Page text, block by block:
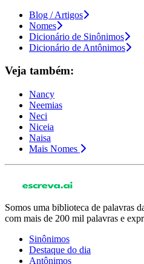
Blog / Artigos
Nomes
Dicionário de Sinônimos
Dicionário de Antônimos
Veja também:
Nancy
Neemias
Neci
Niceia
Naisa
Mais Nomes
Somos uma biblioteca de palavras
com mais de 200 mil palavras e
Sinônimos
Destaque do dia
Antônimos